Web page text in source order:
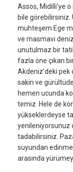
Assos, Midilli’ye o
bile görebilirsiniz.
muhteşem Ege
ve masmavi
unutulmaz bir
fazla öne çıkan
Akdeniz’deki
sakin ve
hemen ucunda
temiz. Hele de
yükseklerdeyse
yenileniyorsunuz
tadabilirsiniz.
suyundan
arasında